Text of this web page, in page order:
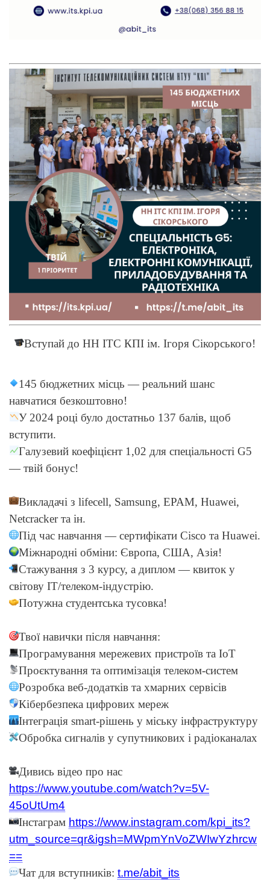
Вступай до НН ІТС КПІ ім. Ігоря Сікорського!
145 бюджетних місць — реальний шанс
навчатися безкоштовно!
У 2024 році було достатньо 137 балів, щоб
вступити.
Галузевий коефіцієнт 1,02 для спеціальності G5
— твій бонус!
Викладачі з lifecell, Samsung, EPAM, Huawei,
Netcracker та ін.
Під час навчання — сертифікати Cisco та Huawei.
Міжнародні обміни: Європа, США, Азія!
Стажування з 3 курсу, а диплом — квиток у
світову IT/телеком-індустрію.
Потужна студентська тусовка!
Твої навички після навчання:
Програмування мережевих пристроїв та IoT
Проєктування та оптимізація телеком-систем
Розробка веб-додатків та хмарних сервісів
Кібербезпека цифрових мереж
Інтеграція smart-рішень у міську інфраструктуру
Обробка сигналів у супутникових і радіоканалах
Дивись відео про нас
https://www.youtube.com/watch?v=5V-
45oUtUm4
Інстаграм https://www.instagram.com/kpi_its?
utm_source=qr&igsh=MWpmYnVoZWIwYzhrcw
==
Чат для вступників: t.me/abit_its